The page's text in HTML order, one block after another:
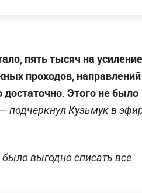
пять тысяч на усиление
проходов,
Этого не было
— подчеркнул Кузьмук в
выгодно списать все